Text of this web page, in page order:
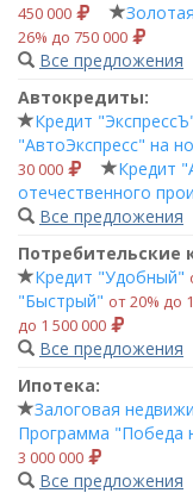
450 000
26% до 750 000
Все предложения
Автокредиты:
Кредит
"АвтоЭкспресс" на
30 000
Кредит
отечественного
Все предложения
Потребительские
Кредит "Удобный"
"Быстрый" от 20% до
до 1 500 000
Все предложения
Ипотека:
Залоговая
Программа "Победа
3 000 000
Все предложения